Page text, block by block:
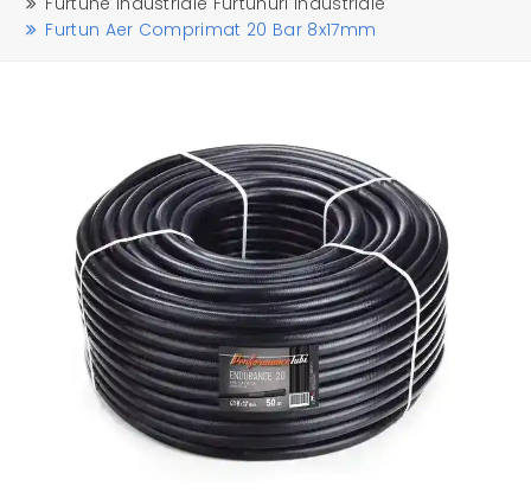
Furtun Aer Comprimat 20 Bar 8x17mm